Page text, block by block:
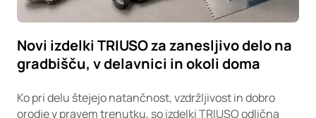
Novi izdelki TRIUSO za zanesljivo delo na
gradbišču, v delavnici in okoli doma
Ko pri delu štejejo natančnost, vzdržljivost in dobro
orodje v pravem trenutku, so izdelki TRIUSO odlična